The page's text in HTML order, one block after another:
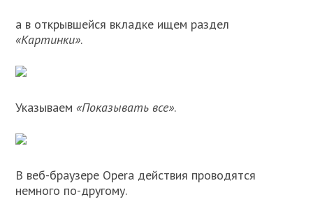
а в открывшейся вкладке ищем раздел
«Картинки».
Указываем«Показывать все».
В веб-браузере Opera действия проводятся
немного по-другому.